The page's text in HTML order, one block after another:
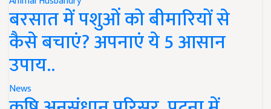
बरसात में पशुओं को बीमारियों से
कैसे बचाएं? अपनाएं ये 5 आसान
उपाय..
News